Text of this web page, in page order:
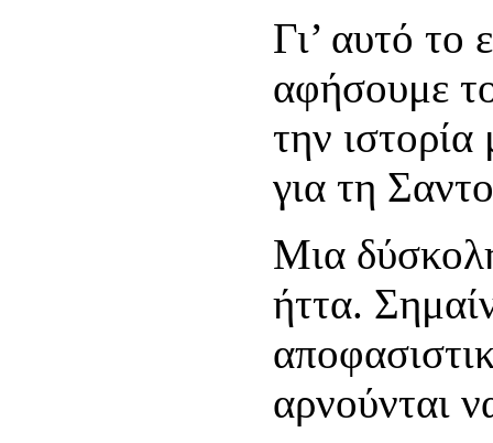
Γι’ αυτό το
αφήσουμε
την
για τη
Μια
ήττα.
αρνούνται